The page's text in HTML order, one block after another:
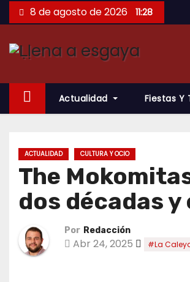
Saltar
al
contenido
8 de agosto de 2026 11:28
Actualidad Fiestas Y
ACTUALIDAD CULTURA Y OCIO
The
dos décadas
Por Redacción
Abr 24, 2025 #La